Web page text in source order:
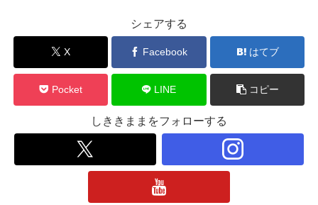
シェアする
X Facebook はてブ
Pocket LINE コピー
しききままをフォローする